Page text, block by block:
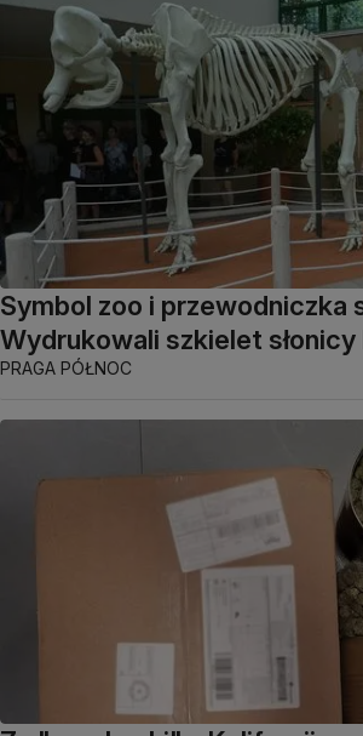
Symbol zoo i przewodniczka
Wydrukowali szkielet słonicy
PRAGA PÓŁNOC